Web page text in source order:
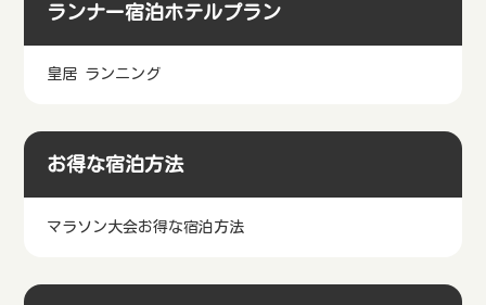
ランナー宿泊ホテルプラン
皇居 ランニング
お得な宿泊方法
マラソン大会お得な宿泊方法